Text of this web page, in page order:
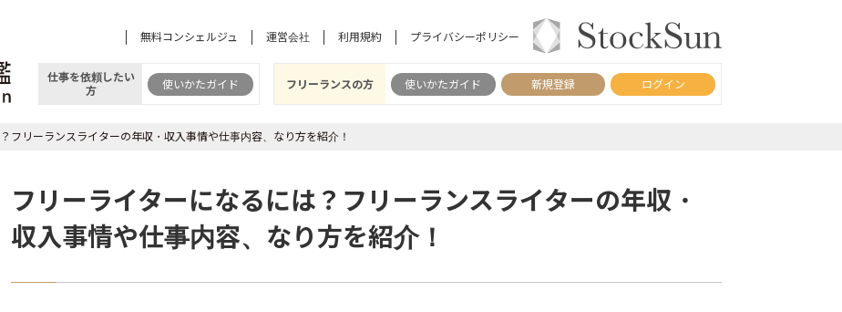
無料コンシェルジュ 運営会社 利用規約 プライバシーポリシー
仕事を依頼したい
方
使いかたガイド フリーランスの方 使いかたガイド 新規登録 ログイン
フリーランスライターの年収・収入事情や仕事内容、なり方を紹介！
フリーライターになるには？フリーランスライターの年収・
収入事情や仕事内容、なり方を紹介！